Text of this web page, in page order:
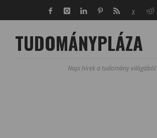
TUDOMÁNYPLÁZA
Napi hírek a tudomány világából.